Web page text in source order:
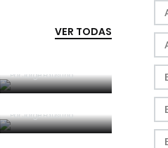
VER TODAS
PorJorge Faustino
Forma vs
PorJorge Faustino